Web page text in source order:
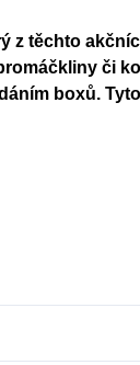
z těchto
či
boxů.